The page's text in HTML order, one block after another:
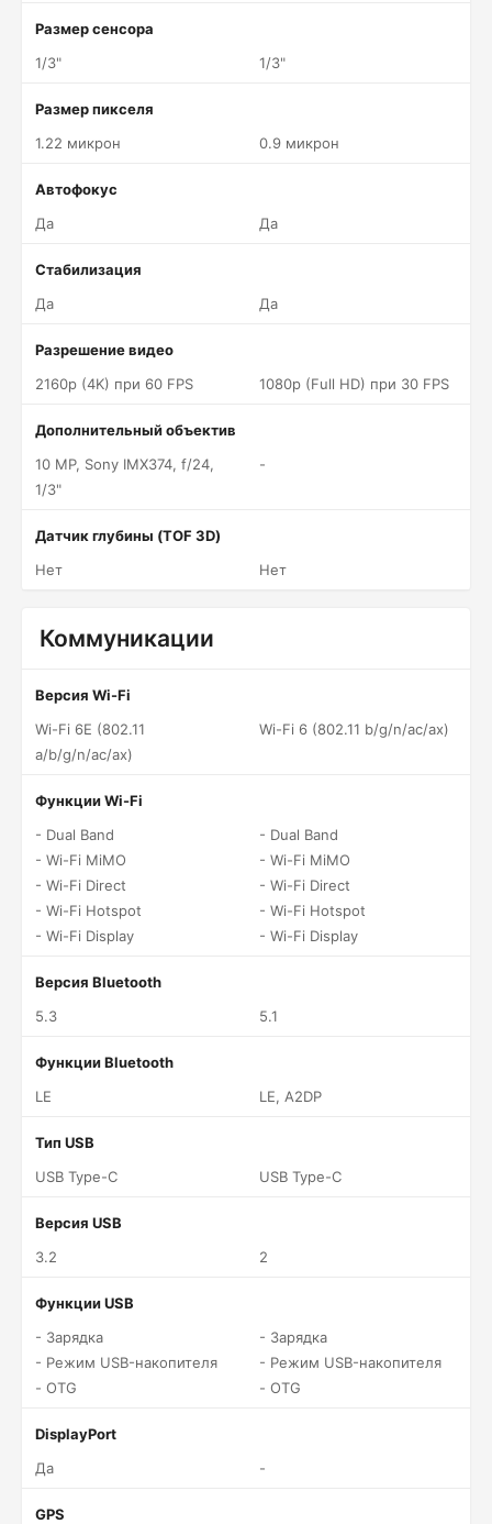
Размер сенсора
1/3"
1/3"
Размер пикселя
1.22 микрон
0.9 микрон
Автофокус
Да
Да
Стабилизация
Да
Да
Разрешение видео
2160p (4K) при 60 FPS
1080p (Full HD) при 30 FPS
Дополнительный объектив
10 MP, Sony IMX374, f/24,
1/3"
-
Датчик глубины (TOF 3D)
Нет
Нет
Коммуникации
Версия Wi-Fi
Wi-Fi 6E (802.11
a/b/g/n/ac/ax)
Wi-Fi 6 (802.11 b/g/n/ac/ax)
Функции Wi-Fi
- Dual Band
- Wi-Fi MiMO
- Wi-Fi Direct
- Wi-Fi Hotspot
- Wi-Fi Display
- Dual Band
- Wi-Fi MiMO
- Wi-Fi Direct
- Wi-Fi Hotspot
- Wi-Fi Display
Версия Bluetooth
5.3
5.1
Функции Bluetooth
LE
LE, A2DP
Тип USB
USB Type-C
USB Type-C
Версия USB
3.2
2
Функции USB
- Зарядка
- Режим USB-накопителя
- OTG
- Зарядка
- Режим USB-накопителя
- OTG
DisplayPort
Да
-
GPS